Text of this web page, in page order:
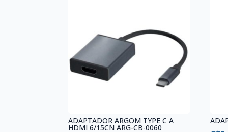
ADAPTADOR ARGOM TYPE C A
HDMI 6/15CN ARG-CB-0060